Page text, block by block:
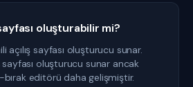
oluşturabilir mi?
açılış sayfası oluşturucu sunar.
sayfası oluşturucu sunar ancak
editörü daha gelişmiştir.